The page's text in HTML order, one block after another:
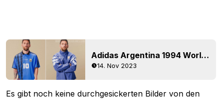
Adidas Argentina 1994 World Cup Auswärts Remake Trikot + Kollektion enthüllt
14. Nov 2023
Es gibt noch keine durchgesickerten Bilder von den